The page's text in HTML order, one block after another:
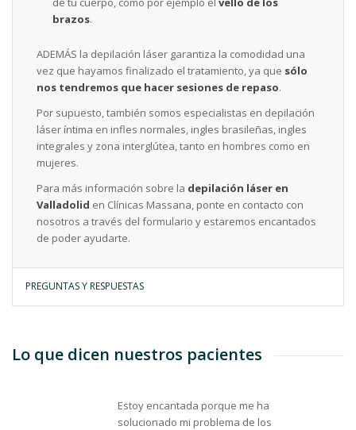
brazos.
ADEMÁS la depilación láser garantiza la comodidad una
vez que hayamos finalizado el tratamiento, ya que sólo
nos tendremos que hacer sesiones de repaso.
Por supuesto, también somos especialistas en depilación
láser íntima en infles normales, ingles brasileñas, ingles
integrales y zona interglútea, tanto en hombres como en
mujeres.
Para más información sobre la depilación láser en
Valladolid en Clínicas Massana, ponte en contacto con
nosotros a través del formulario y estaremos encantados
de poder ayudarte.
PREGUNTAS Y RESPUESTAS
Lo que dicen nuestros pacientes
Estoy encantada porque me ha
solucionado mi problema de los